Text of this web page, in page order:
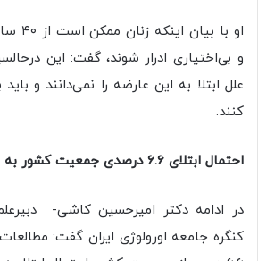
او
و بی‌اختیاری ادرار شوند، گفت: این
علل ابتلا به این عارضه را نمی‌دانند و
کنند.
احتمال ابتلای ۶.۶ درصدی جمعیت کشور به سنگ کلیه
در ادامه دکتر امیرحسین کاشی-
کنگره جامعه اورولوژی ایران گفت: